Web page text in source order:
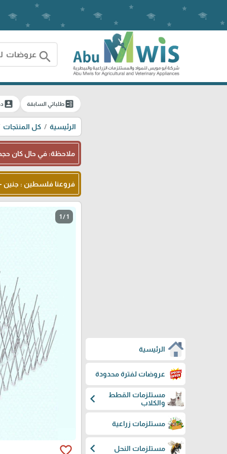
search
الرئيسية
عروضات لفترة محدودة
مستلزمات القطط
والكلاب
chevron_left
مستلزمات زراعية
مستلزمات النحل chevron_left
ballotطلباتي السابقة account_box
الرئيسية كل المنتجات
ملاحظة: في حال كان حجم
فروعنا فلسطين : جنين -
1 / 1
favorite_border